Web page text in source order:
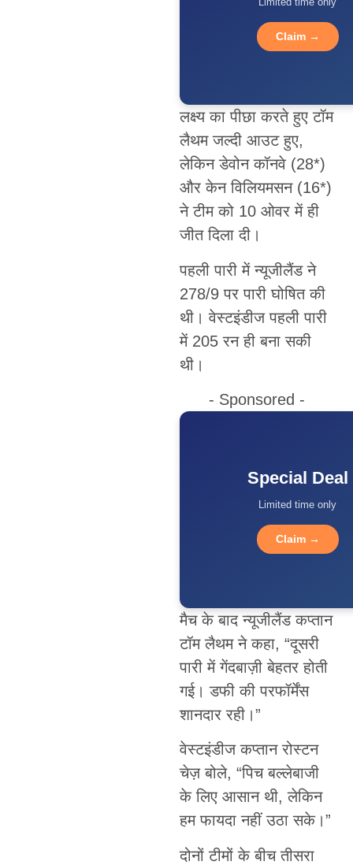
Claim →
लक्ष्य का पीछा करते हुए टॉम
लैथम जल्दी आउट हुए,
लेकिन डेवोन कॉनवे (28*)
और केन विलियमसन (16*)
ने टीम को 10 ओवर में ही
जीत दिला दी।
पहली पारी में न्यूजीलैंड ने
278/9 पर पारी घोषित की
थी। वेस्टइंडीज पहली पारी
में 205 रन ही बना सकी
थी।
- Sponsored -
Special Deal
Limited time only
Claim →
मैच के बाद न्यूजीलैंड कप्तान
टॉम लैथम ने कहा, “दूसरी
पारी में गेंदबाज़ी बेहतर होती
गई। डफी की परफॉर्मेंस
शानदार रही।”
वेस्टइंडीज कप्तान रोस्टन
चेज़ बोले, “पिच बल्लेबाजी
के लिए आसान थी, लेकिन
हम फायदा नहीं उठा सके।”
दोनों टीमों के बीच तीसरा